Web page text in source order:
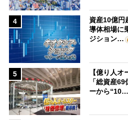
4
資産10億円
導体相場に
ジション…
5
【億り人オ
「総資産
ーから“10…